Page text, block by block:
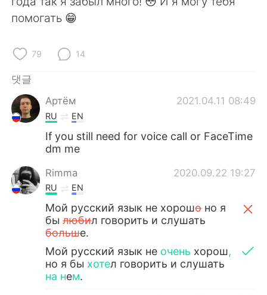
繁體中文
العربية
Deutsch
Русский
Indonesia Italiano
Türkçe
Português
помогать 😁
79 14
댓글
Артём
2021.04.11 08:49
RU EN
If you still need for voice call or FaceTime
dm me
Rimma 2020.09.22 19:27
RU EN
Мой русский язык не хорошоно я
былюбил говорить и слушать
больше.
Мой русский язык не очень хорош,
но я бы хотел говорить и слушать
на нем.